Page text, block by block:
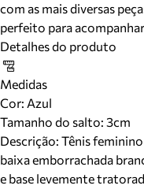
com as mais diversas
perfeito para
Detalhes do produto
Medidas
Cor: Azul
Tamanho do salto: 3cm
Descrição: Tênis
baixa emborrachada
e base levemente